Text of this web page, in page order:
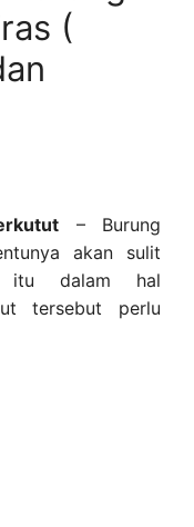
(
– Burung
akan sulit
itu dalam hal
tersebut perlu